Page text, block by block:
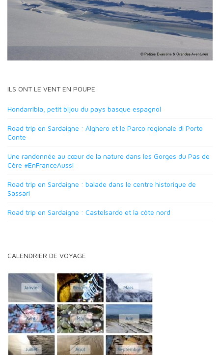
ILS ONT LE VENT EN POUPE
Hondarribia, petit bijou du pays basque espagnol
Road trip en Sardaigne : Alghero et le Parco regionale di Porto
Conte
Une randonnée au cœur de la nature dans les Gorges du Pas de
Cère #EnFranceAussi
Road trip en Sardaigne : balade dans le centre historique de
Sassari
Road trip en Sardaigne : Castelsardo et la côte nord
CALENDRIER DE VOYAGE